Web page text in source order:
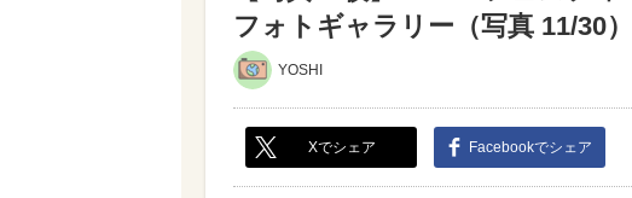
フォトギャラリー（写真 11/30）
YOSHI
Xでシェア Facebookでシェア